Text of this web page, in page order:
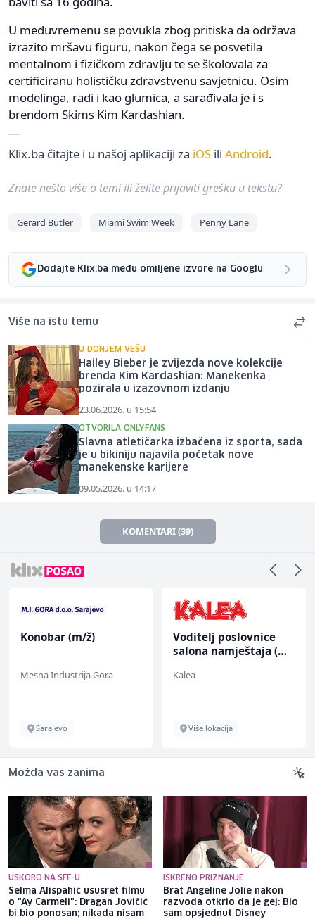
U međuvremenu se povukla zbog pritiska da održava
izrazito mršavu figuru, nakon čega se posvetila
mentalnom i fizičkom zdravlju te se školovala za
certificiranu holističku zdravstvenu savjetnicu. Osim
modelinga, radi i kao glumica, a sarađivala je i s
brendom Skims Kim Kardashian.
Klix.ba čitajte i u našoj aplikaciji za iOS ili Android.
Znate nešto više o temi ili želite prijaviti grešku u tekstu?
Gerard Butler Miami Swim Week Penny Lane
Dodajte Klix.ba među omiljene izvore na Googlu
Više na istu temu
U DONJEM VEŠU
Hailey Bieber je zvijezda nove kolekcije
brenda Kim Kardashian: Manekenka
pozirala u izazovnom izdanju
23.06.2026. u 15:54
OTVORILA ONLYFANS
Slavna atletičarka izbačena iz sporta, sada
je u bikiniju najavila početak nove
manekenske karijere
09.05.2026. u 14:17
KOMENTARI (39)
Konobar (m/ž)
Mesna Industrija Gora
Sarajevo
Voditelj poslovnice
salona namještaja (m/
Kalea
Više lokacija
Možda vas zanima
USKORO NA SFF-U
Selma Alispahić ususret filmu
o "Ay Carmeli": Dragan Jovičić
bi bio ponosan; nikada nisam
ISKRENO PRIZNANJE
Brat Angeline Jolie nakon
razvoda otkrio da je gej: Bio
sam opsjednut Disney